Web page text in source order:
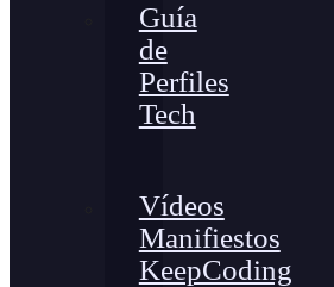
Guía
de
Perfiles
Tech
Vídeos
Manifiestos
KeepCoding